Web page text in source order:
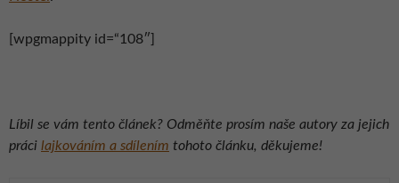
[wpgmappity id=“108″]
Líbil se vám tento článek? Odměňte prosím naše autory za jejich
práci lajkováním a sdílením tohoto článku, děkujeme!